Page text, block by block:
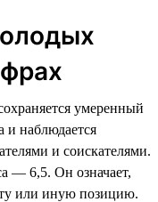
умеренный
и наблюдается
и соискателями.
— 6,5. Он означает,
ту или иную позицию.